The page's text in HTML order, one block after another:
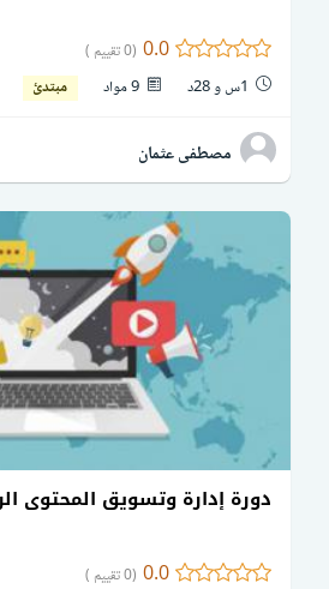
0.0 (0 تقييم )
9 مواد مبتدئ
مصطفى عثمان
دورة إدارة وتسويق المحتوى
0.0 (0 تقييم )